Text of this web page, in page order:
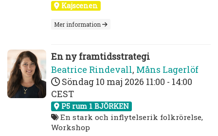
Kajscenen
Mer information
En ny framtidsstrategi
Beatrice Rindevall, Måns Lagerlöf
Söndag 10 maj 2026 11:00 - 14:00
CEST
P5 rum 1 BJÖRKEN
En stark och inflytelserik folkrörelse,
Workshop